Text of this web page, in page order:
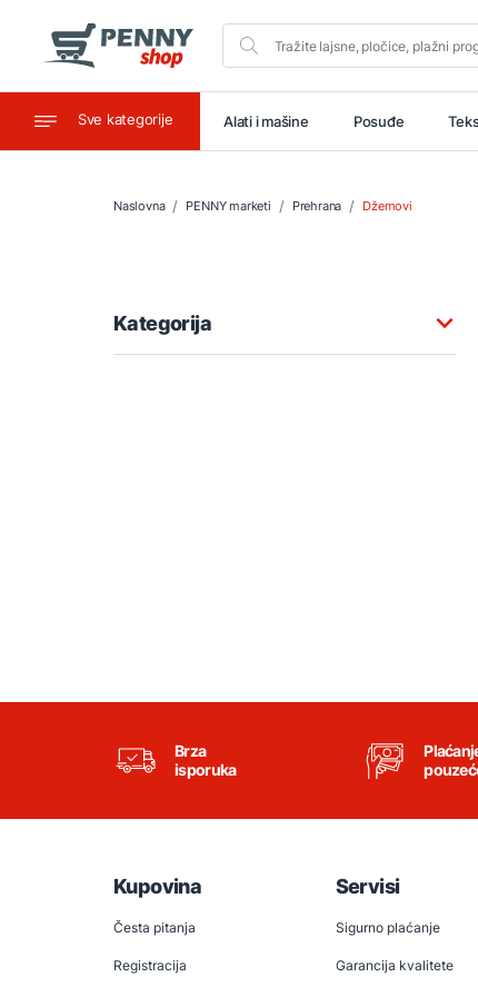
Sve kategorije
Ugostiteljstvo Alati i mašine Posuđe
Naslovna PENNY marketi Prehrana Džemovi
Kategorija
Brza
isporuka
Kupovina
Česta pitanja
Registracija
Servisi
Sigurno plaćanje
Garancija kvalitete